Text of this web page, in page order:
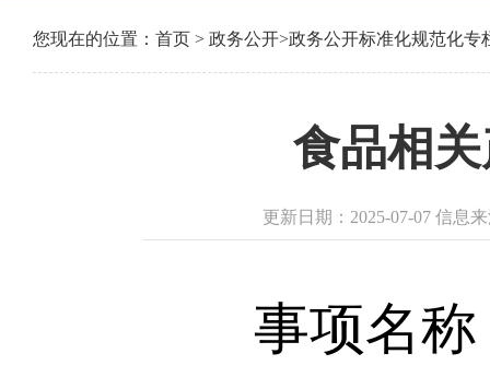
您现在的位置： 首页 > 政务公开>政务公开标准化规范化专
食品相
更新日期：2025-07-07 信息
事项名称